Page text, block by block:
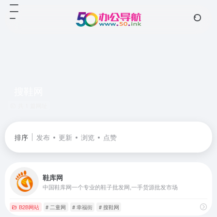
排序 发布 更新 浏览 点赞
鞋库网
中国鞋库网一个专业的鞋子批发网,一手货源批发市场
B2B网站 # 二童网 # 幸福街 # 搜鞋网